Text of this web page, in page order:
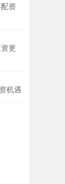
资
更
机遇